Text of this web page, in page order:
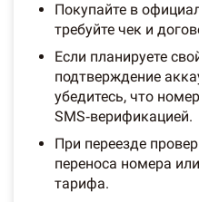
Покупайте в
требуйте чек и
Если планируете
подтверждение
убедитесь, что
SMS‑верификацией.
При переезде
переноса номера
тарифа.